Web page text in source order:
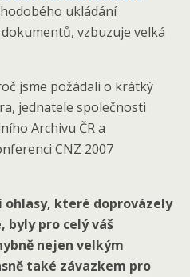
ukládání
vzbuzuje velká
jsme požádali o krátký
jednatele společnosti
Archivu ČR a
CNZ 2007
ohlasy, které doprovázely
byly pro celý váš
nejen velkým
také závazkem pro